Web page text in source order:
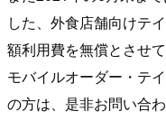
した、外食店舗向けテ
額利用費を無償とさせ
モバイルオーダー・テ
の方は、是非お問い合